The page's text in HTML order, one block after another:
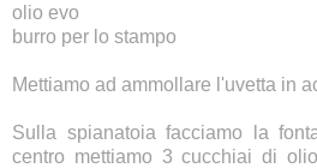
olio evo
burro per lo stampo
Mettiamo ad ammollare l'uvetta in
Sulla spianatoia facciamo la
centro mettiamo 3 cucchiai di